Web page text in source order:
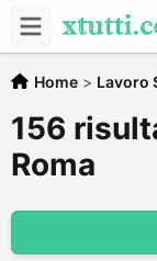
Home > Lavoro
156
Roma